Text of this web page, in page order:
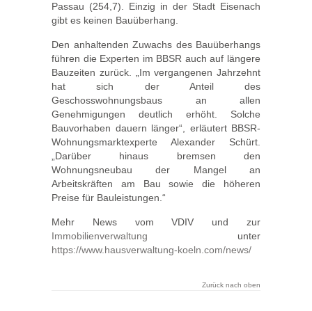
Passau (254,7). Einzig in der Stadt Eisenach
gibt es keinen Bauüberhang.
Den anhaltenden Zuwachs des Bauüberhangs
führen die Experten im BBSR auch auf längere
Bauzeiten zurück. „Im vergangenen Jahrzehnt
hat sich der Anteil des
Geschosswohnungsbaus an allen
Genehmigungen deutlich erhöht. Solche
Bauvorhaben dauern länger“, erläutert BBSR-
Wohnungsmarktexperte Alexander Schürt.
„Darüber hinaus bremsen den
Wohnungsneubau der Mangel an
Arbeitskräften am Bau sowie die höheren
Preise für Bauleistungen.“
Mehr News vom VDIV und zur
Immobilienverwaltung unter
https://www.hausverwaltung-koeln.com/news/
Zurück nach oben